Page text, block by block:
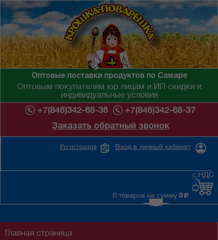
Оптовые поставки продуктов по Самаре
Оптовым покупателям юр.лицам и ИП скидки и
индивидуальные условия
+7(846)342-68-36
+7(846)342-68-37
Заказать обратный звонок
Вход в личный кабинет
Регистрация
0 товаров на сумму 0 c
с НДС
Главная страница